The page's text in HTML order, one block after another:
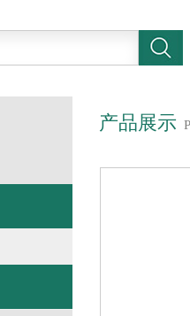
产品展示